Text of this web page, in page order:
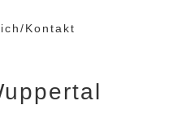
Kontakt